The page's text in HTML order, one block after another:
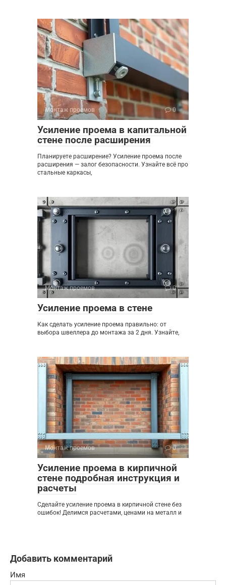
Монтаж проемов 0
Усиление проема в капитальной
стене после расширения
Планируете расширение? Усиление проема после
расширения — залог безопасности. Узнайте всё про
стальные каркасы,
Монтаж проемов 0
Усиление проема в стене
Как сделать усиление проема правильно: от
выбора швеллера до монтажа за 2 дня. Узнайте,
Монтаж проемов 0
Усиление проема в кирпичной
стене подробная инструкция и
расчеты
Сделайте усиление проема в кирпичной стене без
ошибок! Делимся расчетами, ценами на металл и
Добавить комментарий
Имя